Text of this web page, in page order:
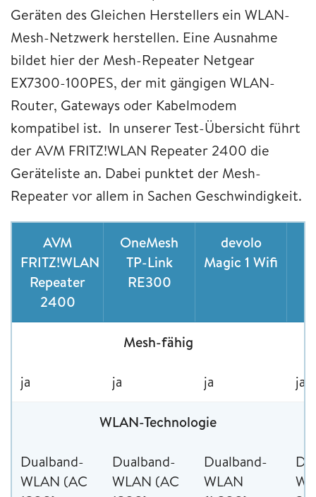
Geräten des Gleichen Herstellers ein WLAN-
Mesh-Netzwerk herstellen. Eine Ausnahme
bildet hier der Mesh-Repeater Netgear
EX7300-100PES, der mit gängigen WLAN-
Router, Gateways oder Kabelmodem
kompatibel ist. In unserer Test-Übersicht führt
der AVM FRITZ!WLAN Repeater 2400 die
Geräteliste an. Dabei punktet der Mesh-
Repeater vor allem in Sachen Geschwindigkeit.
AVM
FRITZ!WLAN
Repeater
2400
OneMesh
TP-Link
RE300
devolo
Magic 1 Wifi
Mesh-fähig
ja ja ja ja
WLAN-Technologie
Dualband-
WLAN (AC
Dualband-
WLAN (AC
Dualband-
WLAN